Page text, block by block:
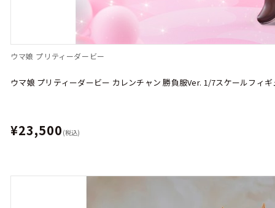
ウマ娘 プリティーダービー
ウマ娘 プリティーダービー カレンチャン 勝負服Ver. 1/7スケールフィギ
¥23,500 (税込)